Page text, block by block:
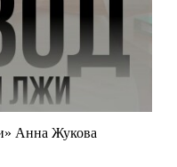
Анна Жукова